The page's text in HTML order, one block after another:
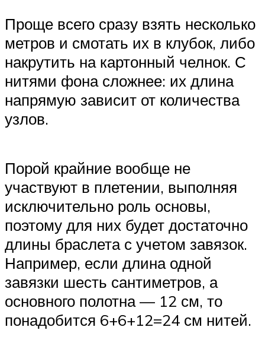
Проще всего сразу взять несколько
метров и смотать их в клубок, либо
накрутить на картонный челнок. С
нитями фона сложнее: их длина
напрямую зависит от количества
узлов.
Порой крайние вообще не
участвуют в плетении, выполняя
исключительно роль основы,
поэтому для них будет достаточно
длины браслета с учетом завязок.
Например, если длина одной
завязки шесть сантиметров, а
основного полотна — 12 см, то
понадобится 6+6+12=24 см нитей.